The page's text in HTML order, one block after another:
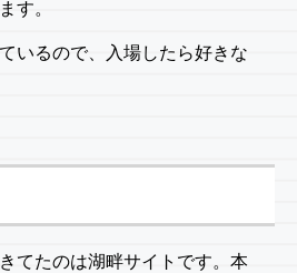
す。
いるので、入場したら好きな
てたのは湖畔サイトです。本